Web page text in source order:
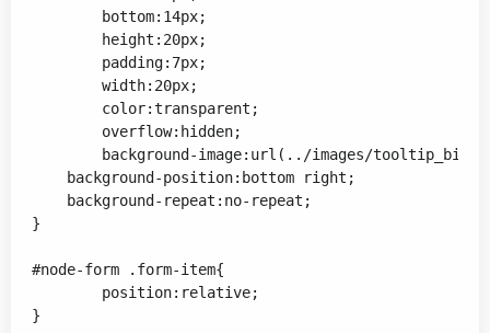
    background-position:bottom right;
    background-repeat:no-repeat;
}
#node-form .form-item{
}